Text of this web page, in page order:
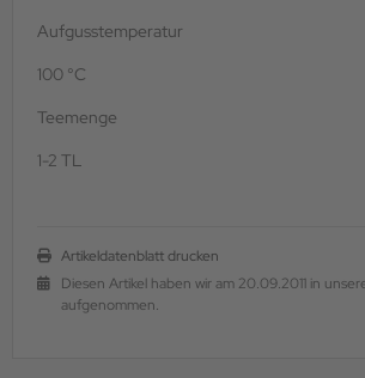
Aufgusstemperatur
100 °C
Teemenge
1-2 TL
Artikeldatenblatt drucken
Diesen Artikel haben wir am 20.09.2011 in
aufgenommen.